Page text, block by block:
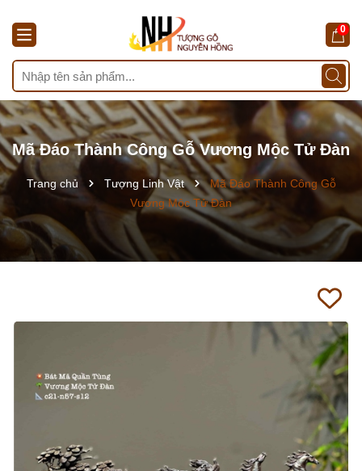
0
Mã Đáo Thành Công Gỗ Vương Mộc Tử Đàn
Trang chủ Tượng Linh Vật
Mã Đáo Thành Công Gỗ
Vương Mộc Tử Đàn